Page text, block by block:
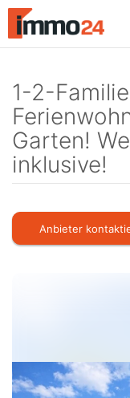
Accessibility
Modus
zum
Inhalt
1-2-
Garten!
inklusive!
Anbieter